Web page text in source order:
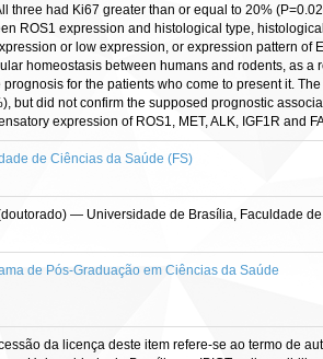
three had Ki67 greater than or equal to 20%
ROS1 expression and histological type,
or low expression, or expression pattern of
homeostasis between humans and rodents, as
prognosis for the patients who come to present it.
but did not confirm the supposed prognostic
expression of ROS1, MET, ALK, IGF1R and
de Ciências da Saúde (FS)
— Universidade de Brasília, Faculdade
de Pós-Graduação em Ciências da Saúde
da licença deste item refere-se ao termo de